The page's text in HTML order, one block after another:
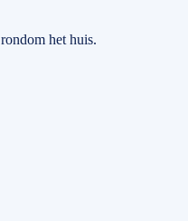
het huis.